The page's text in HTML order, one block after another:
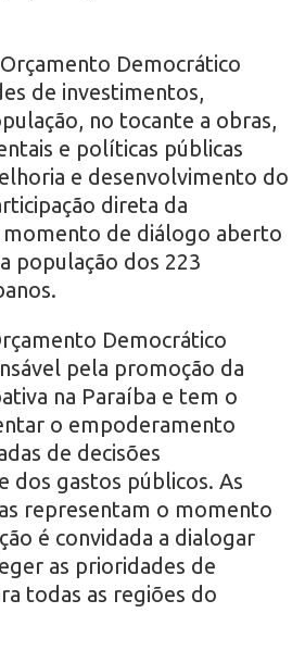
Democrático
de investimentos,
no tocante a obras,
e políticas públicas
e desenvolvimento do
direta da
momento de diálogo aberto
população dos 223
Democrático
pela promoção da
na Paraíba e tem o
o empoderamento
de decisões
dos gastos públicos. As
representam o momento
é convidada a dialogar
as prioridades de
todas as regiões do